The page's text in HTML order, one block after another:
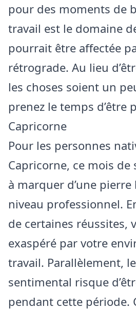
pour des moments de
travail est le domaine
pourrait être affectée
rétrograde. Au lieu
les choses soient un
prenez le temps d’être
Capricorne
Pour les personnes
Capricorne, ce mois de
à marquer d’une pierre
niveau professionnel.
de certaines réussites,
exaspéré par votre
travail. Parallèlement,
sentimental risque
pendant cette période.